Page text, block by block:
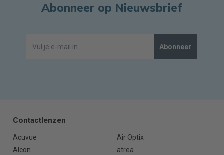
Abonneer op Nieuwsbrief
Abonneer
Contactlenzen
Acuvue
Air Optix
Alcon
atrea